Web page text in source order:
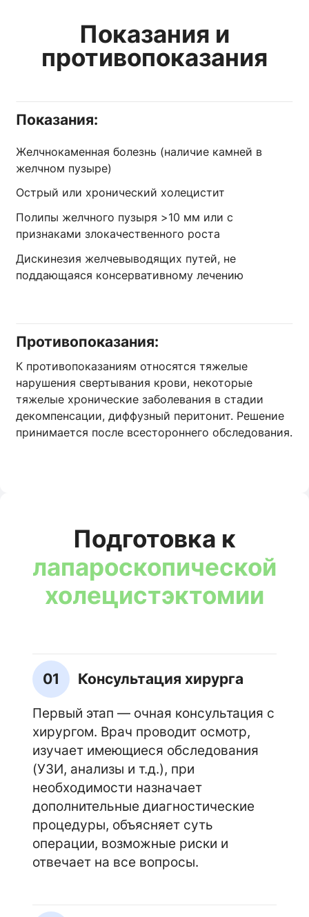
Показания и
противопоказания
Показания:
Желчнокаменная болезнь (наличие камней в
желчном пузыре)
Острый или хронический холецистит
Полипы желчного пузыря >10 мм или с
признаками злокачественного роста
Дискинезия желчевыводящих путей, не
поддающаяся консервативному лечению
Противопоказания:
К противопоказаниям относятся тяжелые
нарушения свертывания крови, некоторые
тяжелые хронические заболевания в стадии
декомпенсации, диффузный перитонит. Решение
принимается после всестороннего обследования.
Подготовка к
лапароскопической
холецистэктомии
01 Консультация хирурга
Первый этап — очная консультация с
хирургом. Врач проводит осмотр,
изучает имеющиеся обследования
(УЗИ, анализы и т.д.), при
необходимости назначает
дополнительные диагностические
процедуры, объясняет суть
операции, возможные риски и
отвечает на все вопросы.